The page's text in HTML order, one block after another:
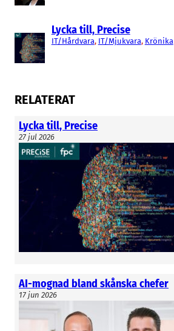
Lycka till, Precise
IT/Hårdvara, IT/Mjukvara, Krönika
RELATERAT
Lycka till, Precise
27 jul 2026
AI-mognad bland skånska chefer
17 jun 2026